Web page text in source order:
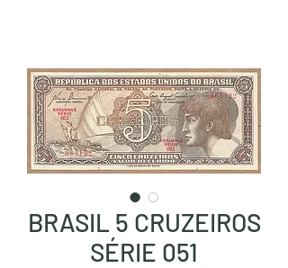
BRASIL 5 CRUZEIROS
SÉRIE 051